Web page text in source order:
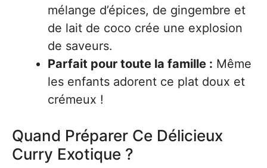
mélange d’épices, de gingembre et
de lait de coco crée une explosion
de saveurs.
Parfait pour toute la famille : Même
les enfants adorent ce plat doux et
crémeux !
Quand Préparer Ce Délicieux
Curry Exotique ?